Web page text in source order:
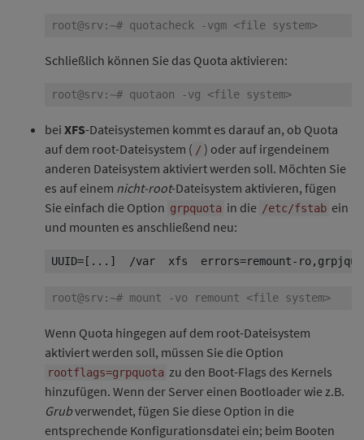
Schließlich können Sie das Quota aktivieren:
bei XFS-Dateisystemen kommt es darauf an, ob Quota
auf dem root-Dateisystem ( / ) oder auf irgendeinem
anderen Dateisystem aktiviert werden soll. Möchten Sie
es auf einem nicht-root-Dateisystem aktivieren, fügen
Sie einfach die Option grpquota in die /etc/fstab ein
und mounten es anschließend neu:
UUID=[...]  /var  xfs  errors=remount-
Wenn Quota hingegen auf dem root-Dateisystem
aktiviert werden soll, müssen Sie die Option
rootflags=grpquota zu den Boot-Flags des Kernels
hinzufügen. Wenn der Server einen Bootloader wie z.B.
Grubverwendet, fügen Sie diese Option in die
entsprechende Konfigurationsdatei ein; beim Booten